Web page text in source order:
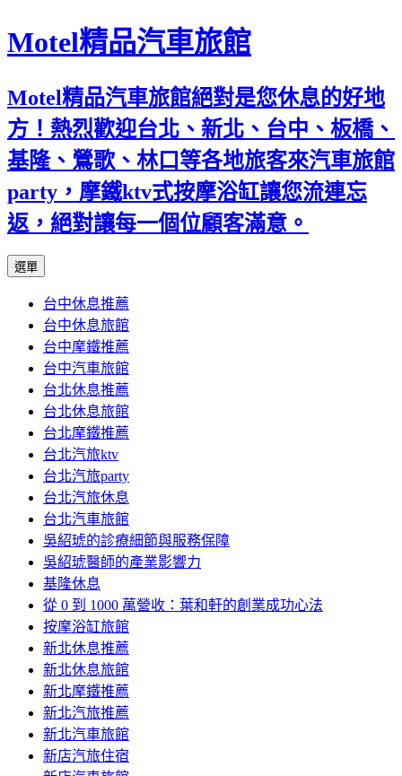
Motel精品汽車旅館
Motel精品汽車旅館絕對是您休息的好地
方！熱烈歡迎台北、新北、台中、板橋、
基隆、鶯歌、林口等各地旅客來汽車旅館
party，摩鐵ktv式按摩浴缸讓您流連忘
返，絕對讓每一個位顧客滿意。
選單
內
容
台中休息推薦
台中休息旅館
台中摩鐵推薦
台中汽車旅館
台北休息推薦
台北休息旅館
台北摩鐵推薦
台北汽旅ktv
台北汽旅party
台北汽旅休息
台北汽車旅館
吳紹琥的診療細節與服務保障
吳紹琥醫師的產業影響力
基隆休息
從 0 到 1000 萬營收：葉和軒的創業成功心法
按摩浴缸旅館
新北休息推薦
新北休息旅館
新北摩鐵推薦
新北汽旅推薦
新北汽車旅館
新店汽旅住宿